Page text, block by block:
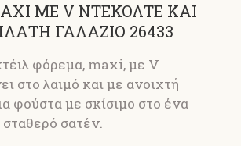
ΜΕ V ΝΤΕΚΟΛΤΕ KAI
ΓΑΛΑΖΙΟ 26433
φόρεμα, maxi, με V
στο λαιμό και με ανοιχτή
φούστα με σκίσιμο στο ένα
σατέν.